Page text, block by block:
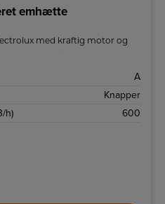
emhætte
med kraftig motor og
A
Knapper
h)
600